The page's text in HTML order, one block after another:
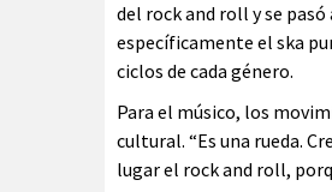
del rock and roll y se pasó
específicamente el ska
ciclos de cada género.
Para el músico, los
cultural. “Es una rueda.
lugar el rock and roll,